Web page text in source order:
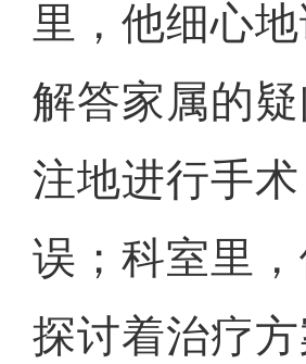
里，他细心
解答家属的
注地进行手
误；科室里
探讨着治疗